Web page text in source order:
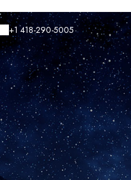
+1 418-290-5005